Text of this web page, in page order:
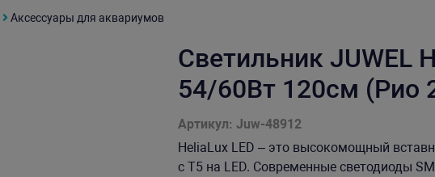
Аксессуары для аквариумов
Светильник JUWEL
54/60Вт 120см (Рио
Артикул: Juw-48912
HeliaLux LED – это высокомощный
с T5 на LED. Современные светодиоды